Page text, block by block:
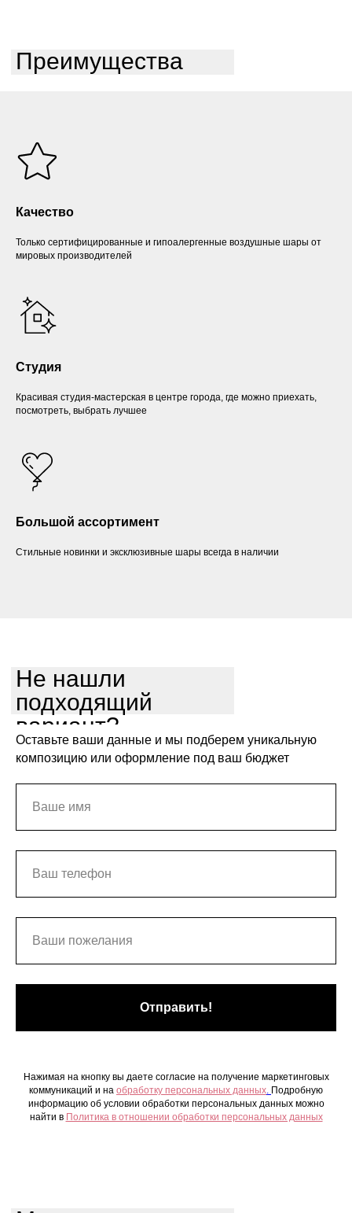
Преимущества
Качество
Только сертифицированные и гипоалергенные воздушные шары от
мировых производителей
Студия
Красивая студия-мастерская в центре города, где можно приехать,
посмотреть, выбрать лучшее
Большой ассортимент
Стильные новинки и эксклюзивные шары всегда в наличии
Не нашли
подходящий
вариант?
Оставьте ваши данные и мы подберем уникальную
композицию или оформление под ваш бюджет
Отправить!
Нажимая на кнопку вы даете согласие на получение маркетинговых
коммуникаций и на обработку персональных данных Подробную
информацию об условии обработки персональных данных можно
найти в Политика в отношении обработки персональных данных